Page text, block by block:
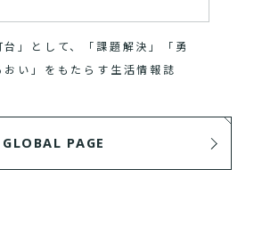
」として、「課題解決」「勇
い」をもたらす生活情報誌
GLOBAL PAGE